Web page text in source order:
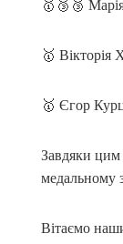
🥇🥉🥉
🥇 Вікторія
🥇 Єгор
Завдяки цим
Вітаємо